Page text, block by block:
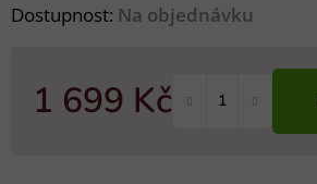
Dostupnost: Na objednávku
1 699 Kč